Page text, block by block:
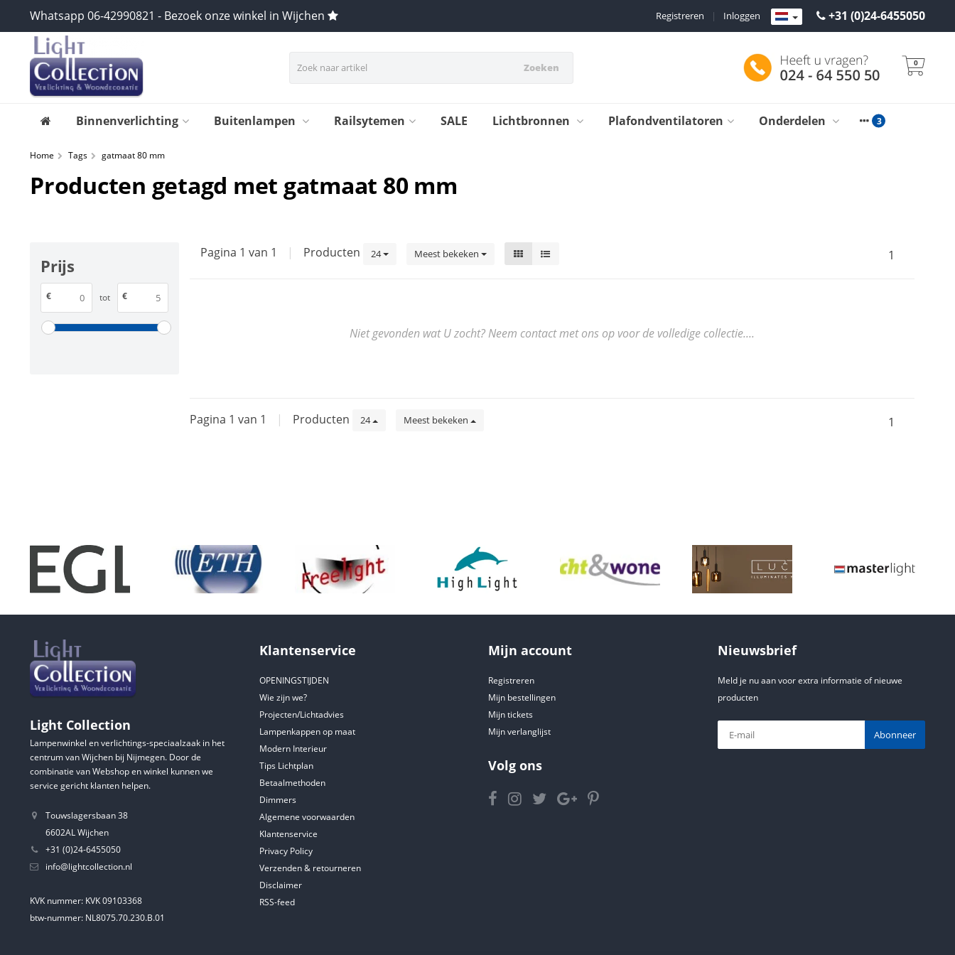
Whatsapp 06-42990821 - Bezoek onze winkel in Wijchen +31 (0)24-6455050
Inloggen
|
Registreren
Zoeken 0
Binnenverlichting Buitenlampen Railsytemen SALE Lichtbronnen Plafondventilatoren Onderdelen
Home Tags gatmaat 80 mm
Producten getagd met gatmaat 80 mm
Prijs
€ tot €
Pagina 1 van 1 | Producten 24 Meest bekeken 1
Niet gevonden wat U zocht? Neem contact met ons op voor de volledige collectie....
Pagina 1 van 1 | Producten 24 Meest bekeken 1
Light Collection
Lampenwinkel en verlichtings-speciaalzaak in het
centrum van Wijchen bij Nijmegen. Door de
combinatie van Webshop en winkel kunnen we
service gericht klanten helpen.
Touwslagersbaan 38
6602AL Wijchen
+31 (0)24-6455050
info@lightcollection.nl
KVK nummer: KVK 09103368
btw-nummer: NL8075.70.230.B.01
Klantenservice
OPENINGSTIJDEN
Wie zijn we?
Projecten/Lichtadvies
Lampenkappen op maat
Modern Interieur
Tips Lichtplan
Betaalmethoden
Dimmers
Algemene voorwaarden
Klantenservice
Privacy Policy
Verzenden & retourneren
Disclaimer
RSS-feed
Mijn account
Registreren
Mijn bestellingen
Mijn tickets
Mijn verlanglijst
Volg ons
Nieuwsbrief
Meld je nu aan voor extra informatie of nieuwe
producten
Abonneer